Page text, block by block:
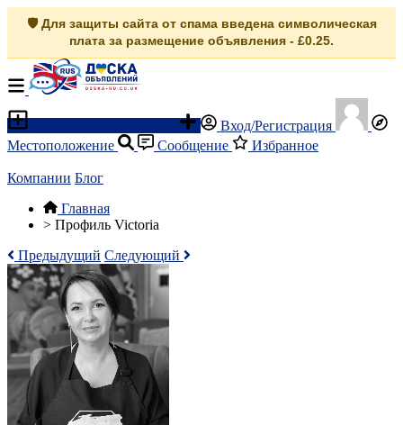
🛡️ Для защиты сайта от спама введена символическая
плата за размещение объявления - £0.25.
Вход/Регистрация
Местоположение
Сообщение Избранное
Компании Блог
Главная
> Профиль Victoria
Предыдущий Следующий